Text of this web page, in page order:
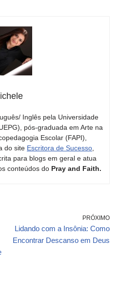
Inglês pela Universidade
pós-graduada em Arte na
Escolar (FAPI),
do site Escritora de Sucesso
para blogs em geral e atua
conteúdos do Pray and Faith.
PRÓXIMO
Lidando com a Insônia: Como
Encontrar Descanso em Deus